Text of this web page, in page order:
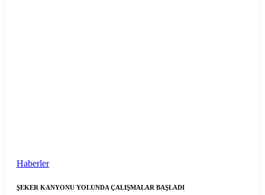
Haberler
ŞEKER KANYONU YOLUNDA ÇALIŞMALAR BAŞLADI